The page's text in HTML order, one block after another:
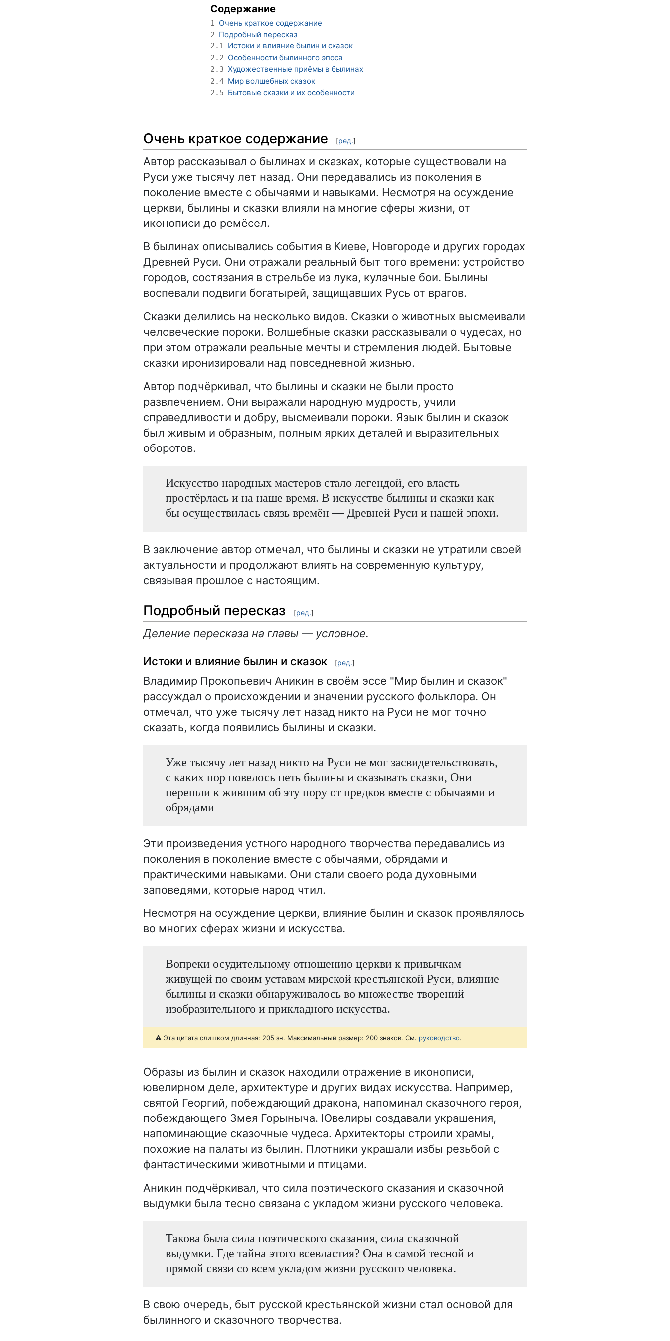
Содержание
1 Очень краткое содержание
2 Подробный пересказ
2.1 Истоки и влияние былин и сказок
2.2 Особенности былинного эпоса
2.3 Художественные приёмы в былинах
2.4 Мир волшебных сказок
2.5 Бытовые сказки и их особенности
Очень краткое содержание [ред.]
Автор рассказывал о былинах и сказках, которые существовали на
Руси уже тысячу лет назад. Они передавались из поколения в
поколение вместе с обычаями и навыками. Несмотря на осуждение
церкви, былины и сказки влияли на многие сферы жизни, от
иконописи до ремёсел.
В былинах описывались события в Киеве, Новгороде и других городах
Древней Руси. Они отражали реальный быт того времени: устройство
городов, состязания в стрельбе из лука, кулачные бои. Былины
воспевали подвиги богатырей, защищавших Русь от врагов.
Сказки делились на несколько видов. Сказки о животных высмеивали
человеческие пороки. Волшебные сказки рассказывали о чудесах, но
при этом отражали реальные мечты и стремления людей. Бытовые
сказки иронизировали над повседневной жизнью.
Автор подчёркивал, что былины и сказки не были просто
развлечением. Они выражали народную мудрость, учили
справедливости и добру, высмеивали пороки. Язык былин и сказок
был живым и образным, полным ярких деталей и выразительных
оборотов.
Искусство народных мастеров стало легендой, его власть
простёрлась и на наше время. В искусстве былины и сказки как
бы осуществилась связь времён — Древней Руси и нашей эпохи.
В заключение автор отмечал, что былины и сказки не утратили своей
актуальности и продолжают влиять на современную культуру,
связывая прошлое с настоящим.
Подробный пересказ [ред.]
Деление пересказа на главы — условное.
Истоки и влияние былин и сказок [ред.]
Владимир Прокопьевич Аникин в своём эссе "Мир былин и сказок"
рассуждал о происхождении и значении русского фольклора. Он
отмечал, что уже тысячу лет назад никто на Руси не мог точно
сказать, когда появились былины и сказки.
Уже тысячу лет назад никто на Руси не мог засвидетельствовать,
с каких пор повелось петь былины и сказывать сказки, Они
перешли к жившим об эту пору от предков вместе с обычаями и
обрядами
Эти произведения устного народного творчества передавались из
поколения в поколение вместе с обычаями, обрядами и
практическими навыками. Они стали своего рода духовными
заповедями, которые народ чтил.
Несмотря на осуждение церкви, влияние былин и сказок проявлялось
во многих сферах жизни и искусства.
Вопреки осудительному отношению церкви к привычкам
живущей по своим уставам мирской крестьянской Руси, влияние
былины и сказки обнаруживалось во множестве творений
изобразительного и прикладного искусства.
⚠️ Эта цитата слишком длинная: 205 зн. Максимальный размер: 200 знаков. См. руководство.
Образы из былин и сказок находили отражение в иконописи,
ювелирном деле, архитектуре и других видах искусства. Например,
святой Георгий, побеждающий дракона, напоминал сказочного героя,
побеждающего Змея Горыныча. Ювелиры создавали украшения,
напоминающие сказочные чудеса. Архитекторы строили храмы,
похожие на палаты из былин. Плотники украшали избы резьбой с
фантастическими животными и птицами.
Аникин подчёркивал, что сила поэтического сказания и сказочной
выдумки была тесно связана с укладом жизни русского человека.
Такова была сила поэтического сказания, сила сказочной
выдумки. Где тайна этого всевластия? Она в самой тесной и
прямой связи со всем укладом жизни русского человека.
В свою очередь, быт русской крестьянской жизни стал основой для
былинного и сказочного творчества.